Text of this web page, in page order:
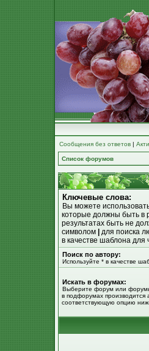
Сообщения без ответов |
Список форумов
Ключевые слова:
Вы можете
которые должны быть в
результатах быть не
символом
для поиска
в качестве шаблона для
Поиск по автору:
Используйте * в качестве
Искать в форумах:
Выберите форум или
в подфорумах производится
соответствующую опцию